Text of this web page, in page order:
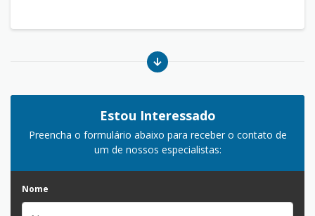
Estou Interessado
Preencha o formulário abaixo para receber o contato de
um de nossos especialistas:
Nome